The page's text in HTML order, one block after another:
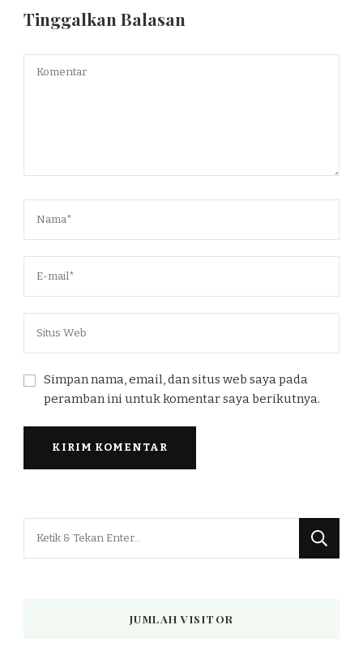
Tinggalkan Balasan
Simpan nama, email, dan situs web saya pada
peramban ini untuk komentar saya berikutnya.
JUMLAH VISITOR